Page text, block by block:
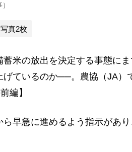
写真2枚
米の放出を決定する事態にま
ているのか──。農協（JA）
編】
ら早急に進めるよう指示があ